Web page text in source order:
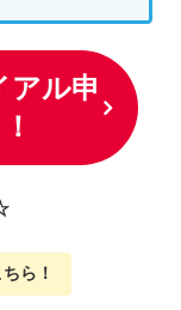
アル申
ら ！